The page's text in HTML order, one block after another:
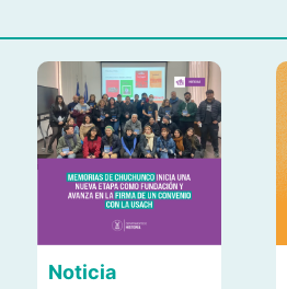
Noticia